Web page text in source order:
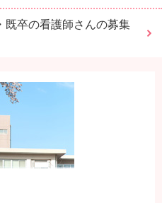
既卒の看護師さんの募集